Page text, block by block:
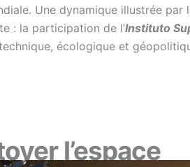
Une dynamique illustrée
: la participation de l’Instituto
écologique et
l’espace